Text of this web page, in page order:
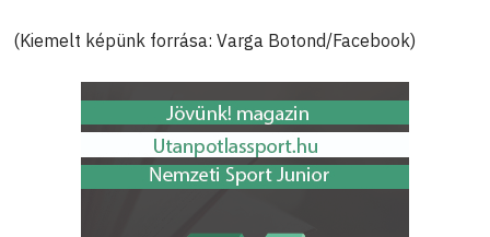
(Kiemelt képünk forrása: Varga Botond/Facebook)